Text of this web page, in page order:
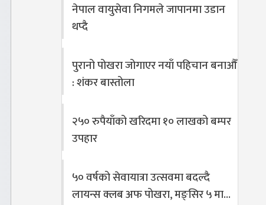
नेपाल वायुसेवा निगमले जापानमा उडान
थप्दै
पुरानो पोखरा जोगाएर नयाँ पहिचान बनाऔँ
: शंकर बास्तोला
२५० रुपैयाँको खरिदमा १० लाखको बम्पर
उपहार
५० वर्षको सेवायात्रा उत्सवमा बदल्दै
लायन्स क्लब अफ पोखरा, मङ्सिर ५ मा…